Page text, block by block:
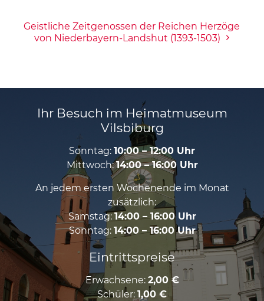
Geistliche Zeitgenossen der Reichen Herzöge
von Niederbayern-Landshut (1393-1503)
Ihr Besuch im Heimatmuseum
Vilsbiburg
Sonntag: 10:00 – 12:00 Uhr
Mittwoch:14:00 – 16:00 Uhr
An jedem ersten Wochenende im Monat
zusätzlich:
Samstag:14:00 – 16:00 Uhr
Sonntag: 14:00 – 16:00 Uhr
Eintrittspreise
Erwachsene: 2,00 €
Schüler: 1,00 €